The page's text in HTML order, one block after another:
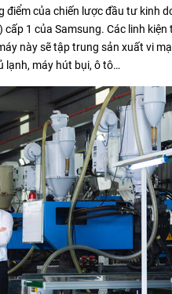
của chiến lược đầu tư kinh
1 của Samsung. Các linh kiện
này sẽ tập trung sản xuất vi
lạnh, máy hút bụi, ô tô…